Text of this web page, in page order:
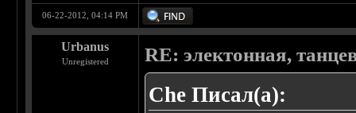
06-22-2012, 04:14 PM
Urbanus
Unregistered RE: электонная,
Che Писал(а):